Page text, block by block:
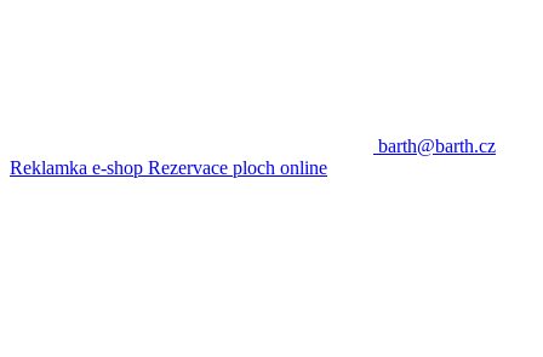
barth@barth.cz
Reklamka e-shop Rezervace ploch online